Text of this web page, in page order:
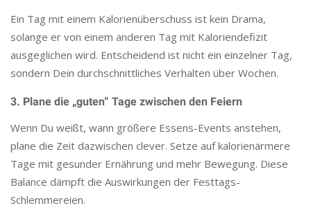
Ein Tag mit einem Kalorienüberschuss ist kein Drama,
solange er von einem anderen Tag mit Kaloriendefizit
ausgeglichen wird. Entscheidend ist nicht ein einzelner Tag,
sondern Dein durchschnittliches Verhalten über Wochen.
3. Plane die „guten“ Tage zwischen den Feiern
Wenn Du weißt, wann größere Essens-Events anstehen,
plane die Zeit dazwischen clever. Setze auf kalorienärmere
Tage mit gesunder Ernährung und mehr Bewegung. Diese
Balance dämpft die Auswirkungen der Festtags-
Schlemmereien.